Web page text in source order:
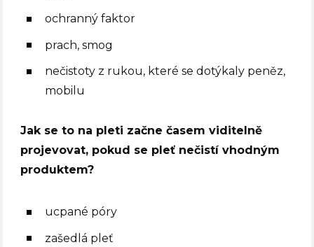
ochranný faktor
prach, smog
nečistoty z rukou, které se dotýkaly peněz,
mobilu
Jak se to na pleti začne časem viditelně
projevovat, pokud se pleť nečistí vhodným
produktem?
ucpané póry
zašedlá pleť